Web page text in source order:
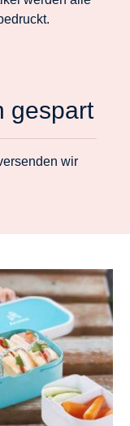
gespart
wir